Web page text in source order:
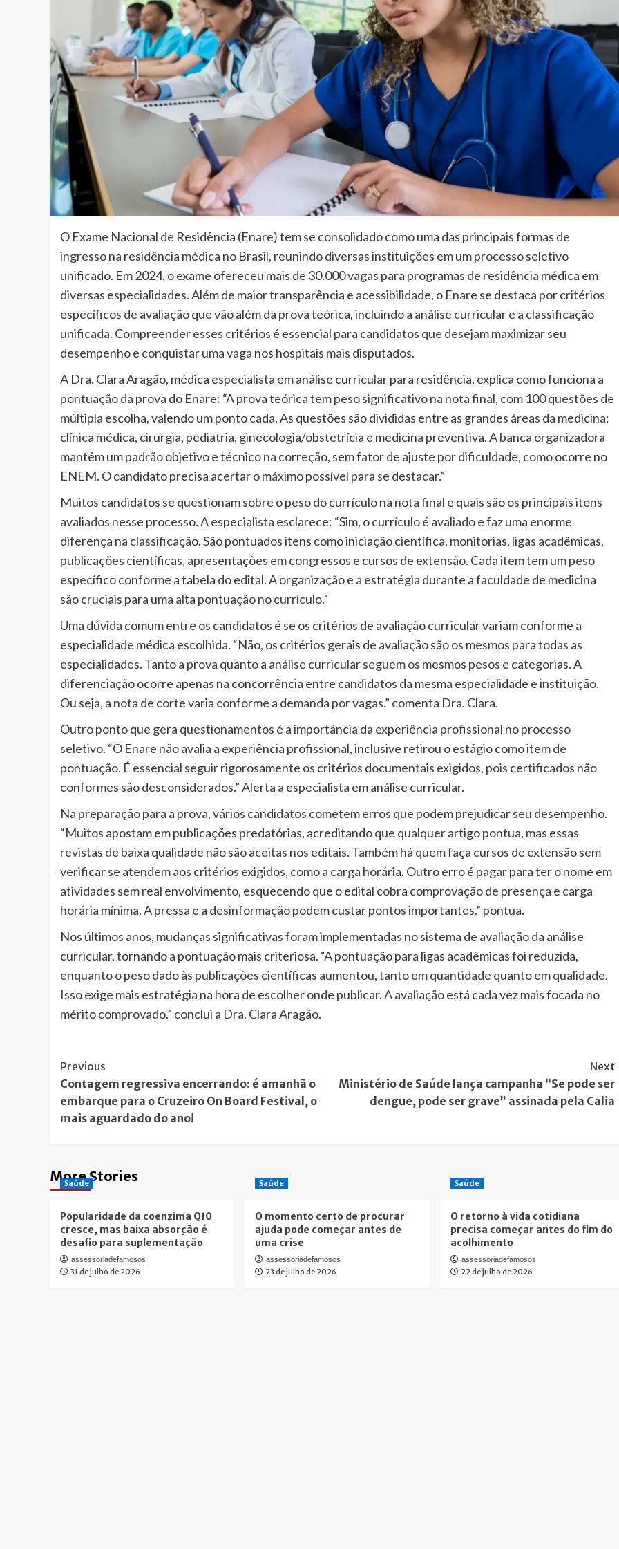
O Exame Nacional de Residência (Enare) tem se consolidado como uma das principais formas de
ingresso na residência médica no Brasil, reunindo diversas instituições em um processo seletivo
unificado. Em 2024, o exame ofereceu mais de 30.000 vagas para programas de residência médica em
diversas especialidades. Além de maior transparência e acessibilidade, o Enare se destaca por critérios
específicos de avaliação que vão além da prova teórica, incluindo a análise curricular e a classificação
unificada. Compreender esses critérios é essencial para candidatos que desejam maximizar seu
desempenho e conquistar uma vaga nos hospitais mais disputados.
A Dra. Clara Aragão, médica especialista em análise curricular para residência, explica como funciona a
pontuação da prova do Enare: “A prova teórica tem peso significativo na nota final, com 100 questões de
múltipla escolha, valendo um ponto cada. As questões são divididas entre as grandes áreas da medicina:
clínica médica, cirurgia, pediatria, ginecologia/obstetrícia e medicina preventiva. A banca organizadora
mantém um padrão objetivo e técnico na correção, sem fator de ajuste por dificuldade, como ocorre no
ENEM. O candidato precisa acertar o máximo possível para se destacar.”
Muitos candidatos se questionam sobre o peso do currículo na nota final e quais são os principais itens
avaliados nesse processo. A especialista esclarece: “Sim, o currículo é avaliado e faz uma enorme
diferença na classificação. São pontuados itens como iniciação científica, monitorias, ligas acadêmicas,
publicações científicas, apresentações em congressos e cursos de extensão. Cada item tem um peso
específico conforme a tabela do edital. A organização e a estratégia durante a faculdade de medicina
são cruciais para uma alta pontuação no currículo.”
Uma dúvida comum entre os candidatos é se os critérios de avaliação curricular variam conforme a
especialidade médica escolhida. “Não, os critérios gerais de avaliação são os mesmos para todas as
especialidades. Tanto a prova quanto a análise curricular seguem os mesmos pesos e categorias. A
diferenciação ocorre apenas na concorrência entre candidatos da mesma especialidade e instituição.
Ou seja, a nota de corte varia conforme a demanda por vagas.” comenta Dra. Clara.
Outro ponto que gera questionamentos é a importância da experiência profissional no processo
seletivo. “O Enare não avalia a experiência profissional, inclusive retirou o estágio como item de
pontuação. É essencial seguir rigorosamente os critérios documentais exigidos, pois certificados não
conformes são desconsiderados.” Alerta a especialista em análise curricular.
Na preparação para a prova, vários candidatos cometem erros que podem prejudicar seu desempenho.
“Muitos apostam em publicações predatórias, acreditando que qualquer artigo pontua, mas essas
revistas de baixa qualidade não são aceitas nos editais. Também há quem faça cursos de extensão sem
verificar se atendem aos critérios exigidos, como a carga horária. Outro erro é pagar para ter o nome em
atividades sem real envolvimento, esquecendo que o edital cobra comprovação de presença e carga
horária mínima. A pressa e a desinformação podem custar pontos importantes.” pontua.
Nos últimos anos, mudanças significativas foram implementadas no sistema de avaliação da análise
curricular, tornando a pontuação mais criteriosa. “A pontuação para ligas acadêmicas foi reduzida,
enquanto o peso dado às publicações científicas aumentou, tanto em quantidade quanto em qualidade.
Isso exige mais estratégia na hora de escolher onde publicar. A avaliação está cada vez mais focada no
mérito comprovado.” conclui a Dra. Clara Aragão.
Post
Navigation
Previous
Contagem regressiva encerrando: é amanhã o
embarque para o Cruzeiro On Board Festival, o
mais aguardado do ano!
Next
Ministério de Saúde lança campanha “Se pode ser
dengue, pode ser grave” assinada pela Calia
More Stories
Saúde
Popularidade da coenzima Q10
cresce, mas baixa absorção é
desafio para suplementação
assessoriadefamosos
31 de julho de 2026
Saúde
O momento certo de procurar
ajuda pode começar antes de
uma crise
assessoriadefamosos
23 de julho de 2026
Saúde
O retorno à vida cotidiana
precisa começar antes do fim do
acolhimento
assessoriadefamosos
22 de julho de 2026